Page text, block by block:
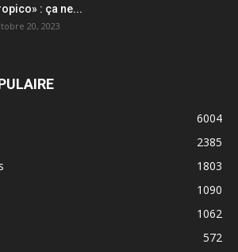
: ça ne...
20, 2023
6004
2385
1803
1090
1062
572